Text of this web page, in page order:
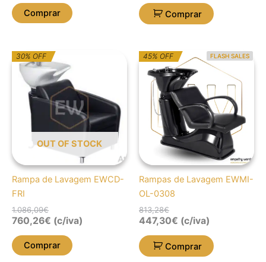
Comprar Comprar
30% OFF
OUT OF STOCK
Rampa de Lavagem EWCD-
FRI
1.086,09€
O
preço
original
era:
1.086,09€.
O
preço
atual
é:
760,26€.
760,26€ (c/iva)
Comprar
FLASH SALES
45% OFF
Rampas de Lavagem EWMI-
OL-0308
813,28€
O
preço
original
era:
813,28€.
O
preço
atual
é:
447,30€.
447,30€ (c/iva)
Comprar